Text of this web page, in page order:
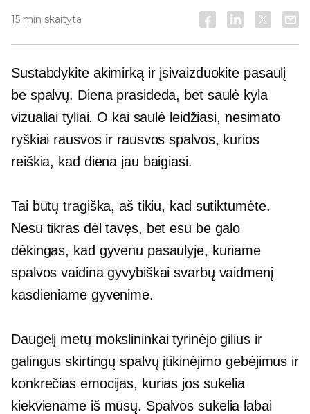
15 min skaityta
Sustabdykite akimirką ir įsivaizduokite pasaulį
be spalvų. Diena prasideda, bet saulė kyla
vizualiai tyliai. O kai saulė leidžiasi, nesimato
ryškiai rausvos ir rausvos spalvos, kurios
reiškia, kad diena jau baigiasi.
Tai būtų tragiška, aš tikiu, kad sutiktumėte.
Nesu tikras dėl tavęs, bet esu be galo
dėkingas, kad gyvenu pasaulyje, kuriame
spalvos vaidina gyvybiškai svarbų vaidmenį
kasdieniame gyvenime.
Daugelį metų mokslininkai tyrinėjo gilius ir
galingus skirtingų spalvų įtikinėjimo gebėjimus ir
konkrečias emocijas, kurias jos sukelia
kiekviename iš mūsų. Spalvos sukelia labai